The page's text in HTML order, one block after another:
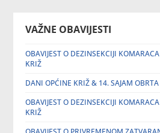
VAŽNE OBAVIJESTI
OBAVIJEST O DEZINSEKCIJI
KRIŽ
DANI OPĆINE KRIŽ & 14. SAJAM
OBAVIJEST O DEZINSEKCIJI
KRIŽ